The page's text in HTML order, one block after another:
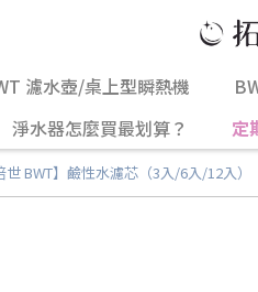
濾水壺/桌上型瞬熱機
淨水器怎麼買最划算？
定
BWT】鹼性水濾芯（3入/6入/12入）